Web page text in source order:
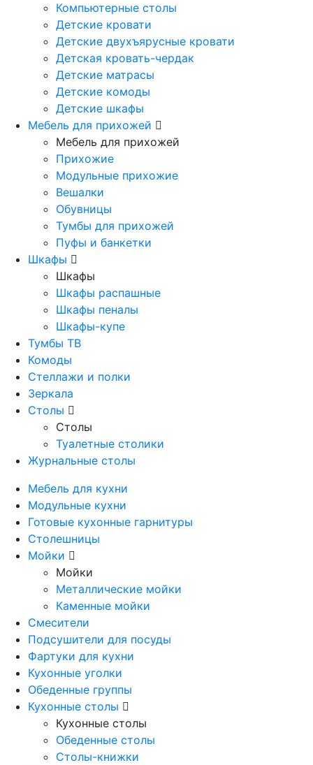
Компьютерные столы
Детские кровати
Детские двухъярусные кровати
Детская кровать-чердак
Детские матрасы
Детские комоды
Детские шкафы
Мебель для прихожей
Мебель для прихожей
Прихожие
Модульные прихожие
Вешалки
Обувницы
Тумбы для прихожей
Пуфы и банкетки
Шкафы
Шкафы
Шкафы распашные
Шкафы пеналы
Шкафы-купе
Тумбы ТВ
Комоды
Стеллажи и полки
Зеркала
Столы
Столы
Туалетные столики
Журнальные столы
Мебель для кухни
Модульные кухни
Готовые кухонные гарнитуры
Столешницы
Мойки
Мойки
Металлические мойки
Каменные мойки
Смесители
Подсушители для посуды
Фартуки для кухни
Кухонные уголки
Обеденные группы
Кухонные столы
Кухонные столы
Обеденные столы
Столы-книжки